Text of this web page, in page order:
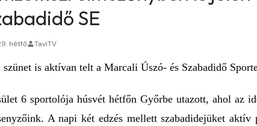
SE
hétfő TaviTV
szünet is aktívan telt a Marcali Úszó- és Szabadidő
6 sportolója húsvét hétfőn Győrbe utazott, ahol az
A napi két edzés mellett szabadidejüket